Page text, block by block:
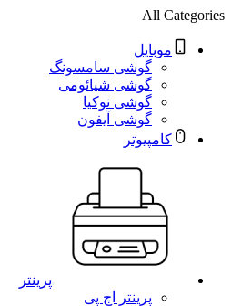
All Categories
موبایل
گوشی سامسونگ
گوشی شیائومی
گوشی نوکیا
گوشی آیفون
کامپیوتر
پرینتر
پرینتر اچ پی